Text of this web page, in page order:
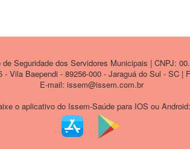
Seguridade dos Servidores Municipais | CNPJ:
- Vila Baependi - 89256-000 - Jaraguá do Sul - SC |
E-mail: issem@issem.com.br
o aplicativo do Issem-Saúde para IOS ou Android: